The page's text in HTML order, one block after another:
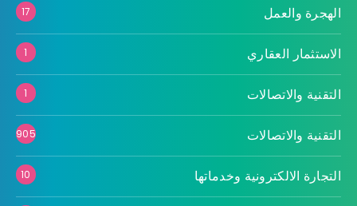
الهجرة والعمل 17
الاستثمار العقاري 1
التقنية والاتصالات 1
التقنية والاتصالات 905
التجارة الالكترونية وخدماتها 10